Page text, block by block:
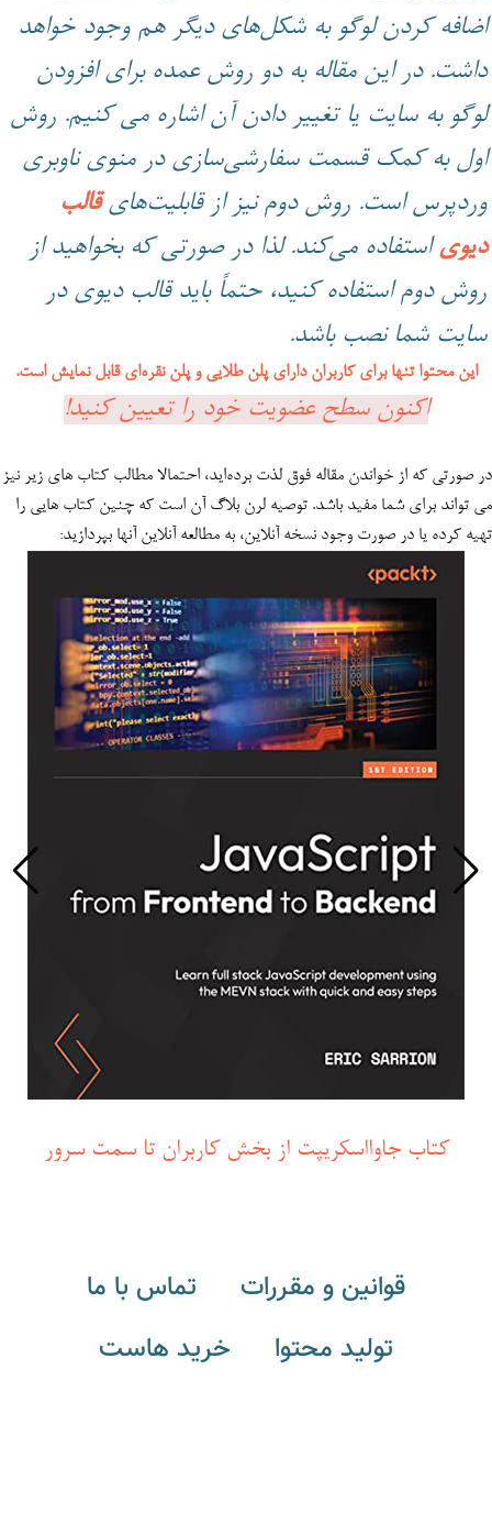
اضافه کردن لوگو به شکل‌های دیگر هم وجود خواهد
داشت. در این مقاله به دو روش عمده برای افزودن
لوگو به سایت یا تغییر دادن آن اشاره می کنیم. روش
اول به کمک قسمت سفارشی‌سازی در منوی ناوبری
وردپرس است. روش دوم نیز از قابلیت‌هایقالب
دیویاستفاده می‌کند. لذا در صورتی که بخواهید از
روش دوم استفاده کنید، حتماً باید قالب دیوی در
سایت شما نصب باشد.
این محتوا تنها برای کاربران دارای پلن طلایی و پلن نقره‌ای قابل نمایش است.
اکنون سطح عضویت خود را تعیین کنید!
در صورتی که از خواندن مقاله فوق لذت برده‌اید، احتمالا مطالب کتاب های زیر نیز
می تواند برای شما مفید باشد. توصیه لرن بلاگ آن است که چنین کتاب هایی را
تهیه کرده یا در صورت وجود نسخه آنلاین، به مطالعه آنلاین آنها بپردازید:
کتاب جاوااسکریپت از بخش کاربران تا سمت سرور
قوانین و مقررات
تماس با ما
تولید محتوا
خرید هاست